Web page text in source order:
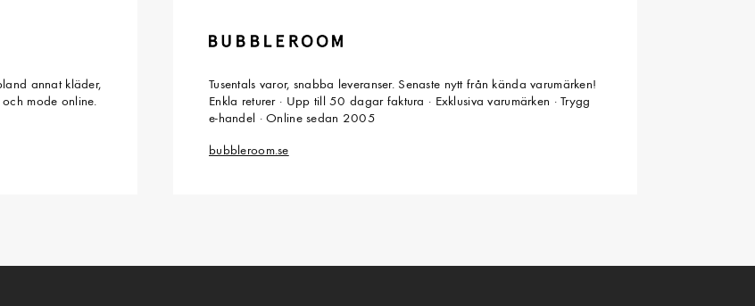
annat kläder,
mode online.
Tusentals varor, snabba leveranser. Senaste nytt från kända varumärken!
Enkla returer · Upp till 50 dagar faktura · Exklusiva varumärken · Trygg
e-handel · Online sedan 2005
bubbleroom.se